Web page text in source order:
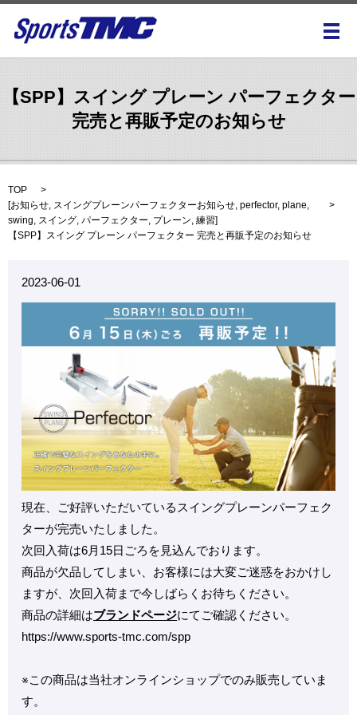
メ
【SPP】スイング プレーン パーフェクター
完売と再販予定のお知らせ
TOP
[お知らせ, スイングプレーンパーフェクターお知らせ, perfector, plane,
swing, スイング, パーフェクター, プレーン, 練習]
【SPP】スイング プレーン パーフェクター 完売と再販予定のお知らせ
2023-06-01
現在、ご好評いただいているスイングプレーンパーフェク
ターが完売いたしました。
次回入荷は6月15日ごろを見込んでおります。
商品が欠品してしまい、お客様には大変ご迷惑をおかけし
ますが、次回入荷まで今しばらくお待ちください。
商品の詳細はブランドページにてご確認ください。
https://www.sports-tmc.com/spp
※この商品は当社オンラインショップでのみ販売していま
す。